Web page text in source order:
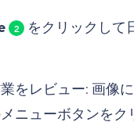
2
をクリックして
をレビュー: 画像
ニューボタンをク